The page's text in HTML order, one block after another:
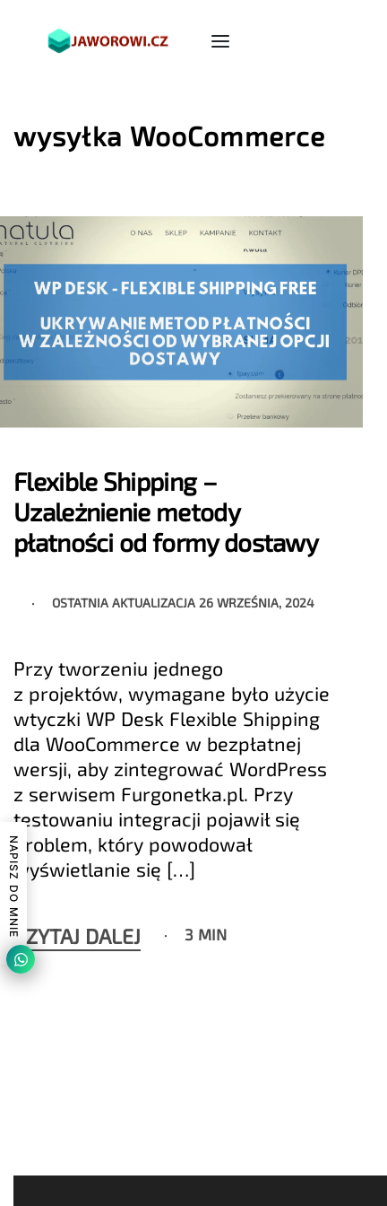
wysyłka WooCommerce
Flexible Shipping –
Uzależnienie metody
płatności od formy dostawy
OSTATNIA AKTUALIZACJA 26 WRZEŚNIA, 2024
Przy tworzeniu jednego
z projektów, wymagane było użycie
wtyczki WP Desk Flexible Shipping
dla WooCommerce w bezpłatnej
wersji, aby zintegrować WordPress
z serwisem Furgonetka.pl. Przy
testowaniu integracji pojawił się
problem, który powodował
wyświetlanie się […]
CZYTAJ DALEJ 3 MIN
NAPISZ DO MNIE